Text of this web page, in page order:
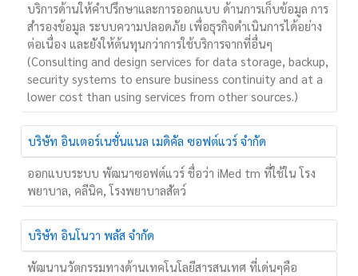
บริการด้านให้คำปรึกษาและการออกแบบ ด้านการเก็บข้อมูล การ
สำรองข้อมูล ระบบความปลอดภัย เพื่อธุรกิจดำเนินการได้อย่าง
ต่อเนื่อง และยังให้ต้นทุนกว่าการใช้บริการจากที่อื่นๆ
(Consulting and design services for data storage, backup,
security systems to ensure business continuity and at a
lower cost than using services from other sources.)
บริษัท อินเตอร์เนชั่นแนล เมดิคัล ซอฟต์แวร์ จำกัด
ออกแบบระบบ พัฒนาซอฟต์แวร์ ชื่อว่า iMed tm ที่ใช้ใน โรง
พยาบาล, คลีนิค, โรงพยาบาลสัตว์
บริษัท อินโนวา พลัส จำกัด
พัฒนานวัตกรรมทางด้านเทคโนโลยีสารสนเทศ ที่เด่นๆคือ